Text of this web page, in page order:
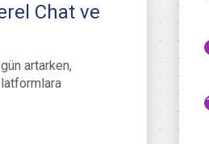
Chat ve
artarken,